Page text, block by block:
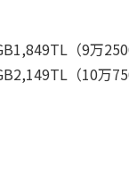
1,849TL（9万
2,149TL（10万